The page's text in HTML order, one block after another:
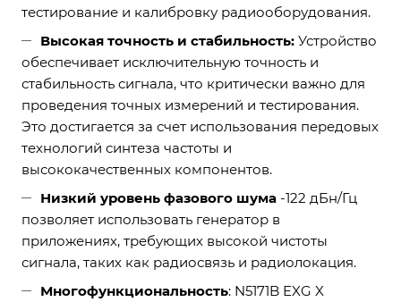
тестирование и калибровку радиооборудования.
Высокая точность и стабильность: Устройство
обеспечивает исключительную точность и
стабильность сигнала, что критически важно для
проведения точных измерений и тестирования.
Это достигается за счет использования передовых
технологий синтеза частоты и
высококачественных компонентов.
Низкий уровень фазового шума -122 дБн/Гц
позволяет использовать генератор в
приложениях, требующих высокой чистоты
сигнала, таких как радиосвязь и радиолокация.
Многофункциональность: N5171B EXG X